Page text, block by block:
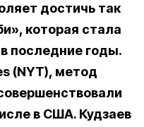
достичь так
которая стала
последние годы.
(NYT), метод
в США. Кудзаев